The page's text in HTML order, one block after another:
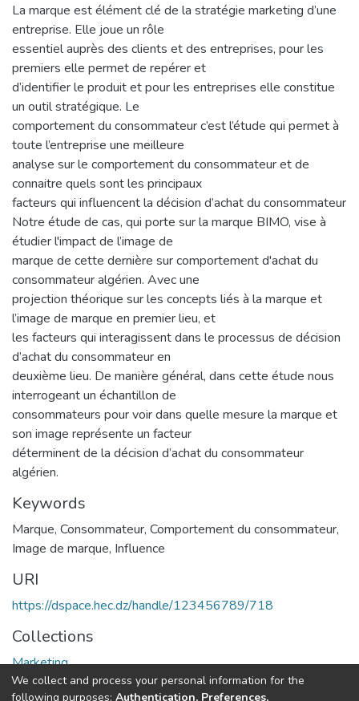
La marque est élément clé de la stratégie marketing d’une
entreprise. Elle joue un rôle
essentiel auprès des clients et des entreprises, pour les
premiers elle permet de repérer et
d’identifier le produit et pour les entreprises elle constitue
un outil stratégique. Le
comportement du consommateur c’est l’étude qui permet à
toute l’entreprise une meilleure
analyse sur le comportement du consommateur et de
connaitre quels sont les principaux
facteurs qui influencent la décision d’achat du consommateur
Notre étude de cas, qui porte sur la marque BIMO, vise à
étudier l'impact de l’image de
marque de cette dernière sur comportement d'achat du
consommateur algérien. Avec une
projection théorique sur les concepts liés à la marque et
l’image de marque en premier lieu, et
les facteurs qui interagissent dans le processus de décision
d’achat du consommateur en
deuxième lieu. De manière général, dans cette étude nous
interrogeant un échantillon de
consommateurs pour voir dans quelle mesure la marque et
son image représente un facteur
déterminent de la décision d’achat du consommateur
algérien.
Keywords
Marque, Consommateur, Comportement du consommateur,
Image de marque, Influence
URI
https://dspace.hec.dz/handle/123456789/718
Collections
Marketing
We collect and process your personal information for the
following purposes: Authentication, Preferences,